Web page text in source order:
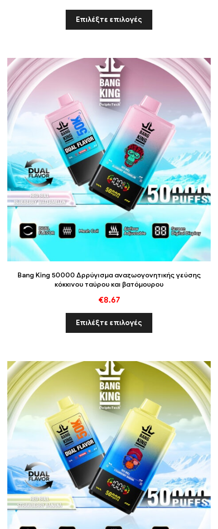
Επιλέξτε επιλογές
Bang King 50000 Δρρύγισμα αναζωογονητικής γεύσης
κόκκινου ταύρου και βατόμουρου
€8.67
Επιλέξτε επιλογές